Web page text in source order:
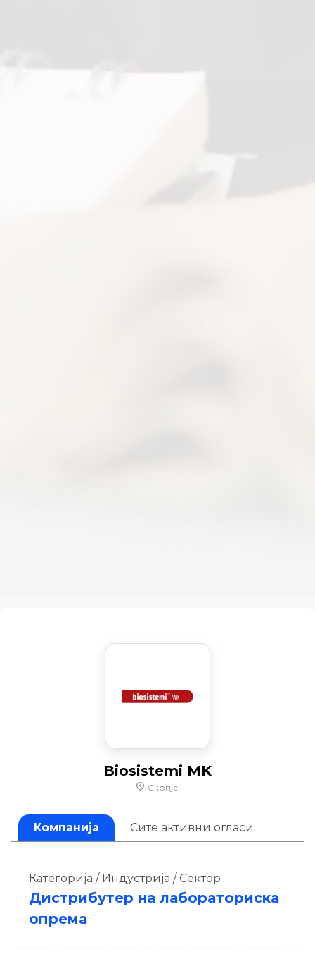
Biosistemi MK
Скопје
Компанија Сите активни огласи
Категорија / Индустрија / Сектор
Дистрибутер на лабораториска
опрема